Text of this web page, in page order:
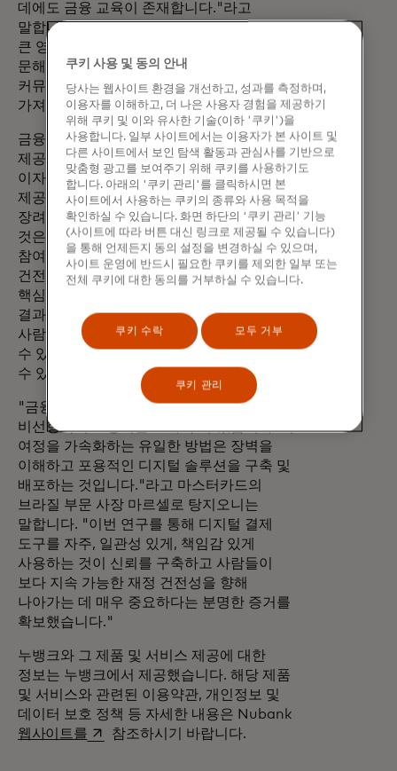
데에도 금융 교육이 존재합니다."라고
말합니다. "금융 서비스에 대한 접근성 자체도
큰 영향을 미치지만, 이러한 주제에 대한
문해력 향상 여정은 개인뿐만 아니라
커뮤니티 전체에 더 크고 지속 가능한 혜택을
가져다줍니다.""
금융 교육과 함께 디지털 결제 도구를
제공하고(예: 누뱅크의"머니박스"새 탭에서 열림
는
이자가 붙는 저축 계좌와 함께 재무 계획을
제공하도록 설계됨), 책임감 있는 신용 사용을
장려하고, 소상공인 및 중소기업에 투자하는
것은 더 많은 사람들을 디지털 경제에
참여시키고 장기적이고 지속 가능한 재정
건전성을 향한 여정을 가속화할 수 있는
핵심적인 방법이 될 수 있습니다. 이 연구
결과를 적용하면 브라질과 그 밖의 지역에서
사람들에게 힘을 실어주고 경제를 발전시킬
수 있는 혁신적인 솔루션을 설계하고 배포할
수 있습니다.
"금융 보안과 건강을 향한 여정은
비선형적이고 장애물로 가득 차 있습니다. 이
여정을 가속화하는 유일한 방법은 장벽을
이해하고 포용적인 디지털 솔루션을 구축 및
배포하는 것입니다."라고 마스터카드의
브라질 부문 사장 마르셀로 탕지오니는
말합니다. "이번 연구를 통해 디지털 결제
도구를 자주, 일관성 있게, 책임감 있게
사용하는 것이 신뢰를 구축하고 사람들이
보다 지속 가능한 재정 건전성을 향해
나아가는 데 매우 중요하다는 분명한 증거를
확보했습니다."
누뱅크와 그 제품 및 서비스 제공에 대한
정보는 누뱅크에서 제공했습니다. 해당 제품
및 서비스와 관련된 이용약관, 개인정보 및
데이터 보호 정책 등 자세한 내용은 Nubank
웹사이트를새 탭에서 열림
참조하시기 바랍니다.
쿠키 사용 및 동의 안내
당사는 웹사이트 환경을 개선하고, 성과를 측정하며,
이용자를 이해하고, 더 나은 사용자 경험을 제공하기
위해 쿠키 및 이와 유사한 기술(이하 '쿠키')을
사용합니다. 일부 사이트에서는 이용자가 본 사이트 및
다른 사이트에서 보인 탐색 활동과 관심사를 기반으로
맞춤형 광고를 보여주기 위해 쿠키를 사용하기도
합니다. 아래의 '쿠키 관리'를 클릭하시면 본
사이트에서 사용하는 쿠키의 종류와 사용 목적을
확인하실 수 있습니다. 화면 하단의 '쿠키 관리' 기능
(사이트에 따라 버튼 대신 링크로 제공될 수 있습니다)
을 통해 언제든지 동의 설정을 변경하실 수 있으며,
사이트 운영에 반드시 필요한 쿠키를 제외한 일부 또는
전체 쿠키에 대한 동의를 거부하실 수 있습니다.
쿠키 수락 모두 거부
쿠키 관리